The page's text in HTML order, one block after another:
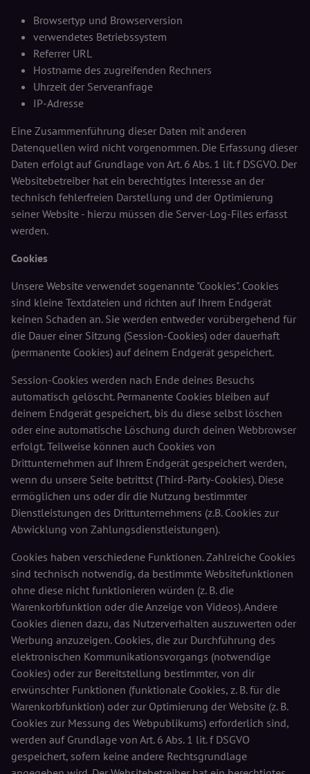
Browsertyp und Browserversion
verwendetes Betriebssystem
Referrer URL
Hostname des zugreifenden Rechners
Uhrzeit der Serveranfrage
IP-Adresse
Eine Zusammenführung dieser Daten mit anderen
Datenquellen wird nicht vorgenommen. Die Erfassung dieser
Daten erfolgt auf Grundlage von Art. 6 Abs. 1 lit. f DSGVO. Der
Websitebetreiber hat ein berechtigtes Interesse an der
technisch fehlerfreien Darstellung und der Optimierung
seiner Website - hierzu müssen die Server-Log-Files erfasst
werden.
Cookies
Unsere Website verwendet sogenannte "Cookies". Cookies
sind kleine Textdateien und richten auf Ihrem Endgerät
keinen Schaden an. Sie werden entweder vorübergehend für
die Dauer einer Sitzung (Session-Cookies) oder dauerhaft
(permanente Cookies) auf deinem Endgerät gespeichert.
Session-Cookies werden nach Ende deines Besuchs
automatisch gelöscht. Permanente Cookies bleiben auf
deinem Endgerät gespeichert, bis du diese selbst löschen
oder eine automatische Löschung durch deinen Webbrowser
erfolgt. Teilweise können auch Cookies von
Drittunternehmen auf Ihrem Endgerät gespeichert werden,
wenn du unsere Seite betrittst (Third-Party-Cookies). Diese
ermöglichen uns oder dir die Nutzung bestimmter
Dienstleistungen des Drittunternehmens (z.B. Cookies zur
Abwicklung von Zahlungsdienstleistungen).
Cookies haben verschiedene Funktionen. Zahlreiche Cookies
sind technisch notwendig, da bestimmte Websitefunktionen
ohne diese nicht funktionieren würden (z. B. die
Warenkorbfunktion oder die Anzeige von Videos). Andere
Cookies dienen dazu, das Nutzerverhalten auszuwerten oder
Werbung anzuzeigen. Cookies, die zur Durchführung des
elektronischen Kommunikationsvorgangs (notwendige
Cookies) oder zur Bereitstellung bestimmter, von dir
erwünschter Funktionen (funktionale Cookies, z. B. für die
Warenkorbfunktion) oder zur Optimierung der Website (z. B.
Cookies zur Messung des Webpublikums) erforderlich sind,
werden auf Grundlage von Art. 6 Abs. 1 lit. f DSGVO
gespeichert, sofern keine andere Rechtsgrundlage